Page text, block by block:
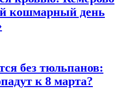
кошмарный день
без тюльпанов:
к 8 марта?